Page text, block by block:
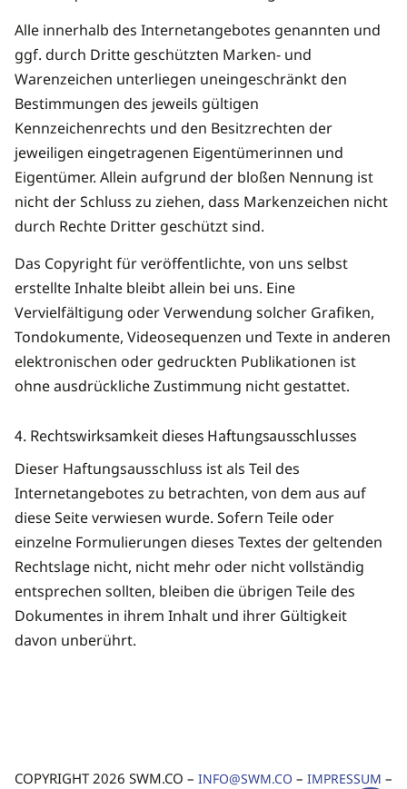
Alle innerhalb des Internetangebotes genannten und
ggf. durch Dritte geschützten Marken- und
Warenzeichen unterliegen uneingeschränkt den
Bestimmungen des jeweils gültigen
Kennzeichenrechts und den Besitzrechten der
jeweiligen eingetragenen Eigentümerinnen und
Eigentümer. Allein aufgrund der bloßen Nennung ist
nicht der Schluss zu ziehen, dass Markenzeichen nicht
durch Rechte Dritter geschützt sind.
Das Copyright für veröffentlichte, von uns selbst
erstellte Inhalte bleibt allein bei uns. Eine
Vervielfältigung oder Verwendung solcher Grafiken,
Tondokumente, Videosequenzen und Texte in anderen
elektronischen oder gedruckten Publikationen ist
ohne ausdrückliche Zustimmung nicht gestattet.
4. Rechtswirksamkeit dieses Haftungsausschlusses
Dieser Haftungsausschluss ist als Teil des
Internetangebotes zu betrachten, von dem aus auf
diese Seite verwiesen wurde. Sofern Teile oder
einzelne Formulierungen dieses Textes der geltenden
Rechtslage nicht, nicht mehr oder nicht vollständig
entsprechen sollten, bleiben die übrigen Teile des
Dokumentes in ihrem Inhalt und ihrer Gültigkeit
davon unberührt.
COPYRIGHT 2026 SWM.CO – INFO@SWM.CO – IMPRESSUM –